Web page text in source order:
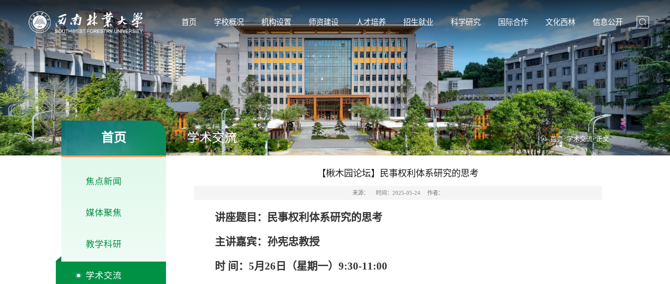
首页 学校概况 机构设置 师资建设 人才培养 招生就业 科学研究 国际合作 文化西林 信息公开
首页
焦点新闻
媒体聚焦
教学科研
学术交流
学术交流 首页>学术交流>正文
【楸木园论坛】民事权利体系研究的思考
来源： 时间：2025-05-24 作者：
讲座题目：民事权利体系研究的思考
主讲嘉宾：孙宪忠教授
时 间：5月26日（星期一）9:30-11:00